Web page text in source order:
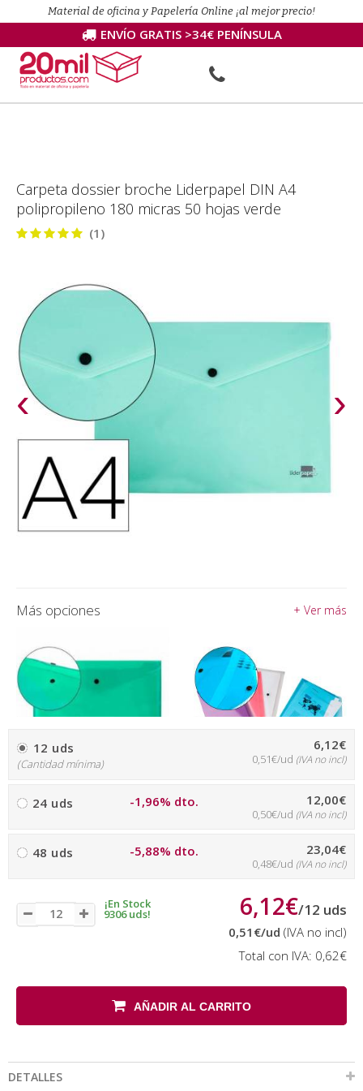
Material de oficina y Papelería Online ¡al mejor precio!
ENVÍO GRATIS >34€ PENÍNSULA
Carpeta dossier broche Liderpapel DIN A4
polipropileno 180 micras 50 hojas verde
(1)
‹ ›
Más opciones + Ver más
12 uds
(Cantidad mínima)
6,12€
0,51€/ud (IVA no incl)
24 uds -1,96% dto. 12,00€
0,50€/ud (IVA no incl)
48 uds -5,88% dto. 23,04€
0,48€/ud (IVA no incl)
¡En Stock
9306 uds! 6,12€/12 uds
0,51€/ud (IVA no incl)
Total con IVA: 0,62€
AÑADIR AL CARRITO
DETALLES